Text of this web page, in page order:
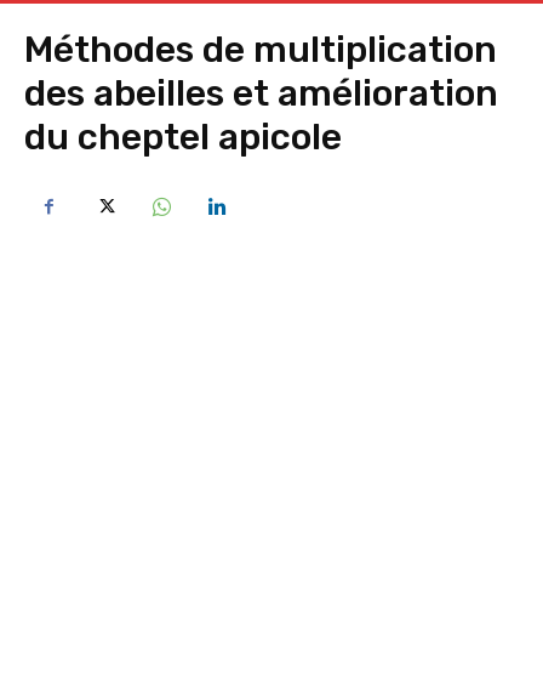
Méthodes de multiplication
des abeilles et amélioration
du cheptel apicole